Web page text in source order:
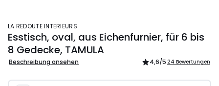
LA REDOUTE INTERIEURS
Esstisch, oval, aus Eichenfurnier, für 6 bis
8 Gedecke, TAMULA
Beschreibung ansehen 4,6/5 24 Bewertungen